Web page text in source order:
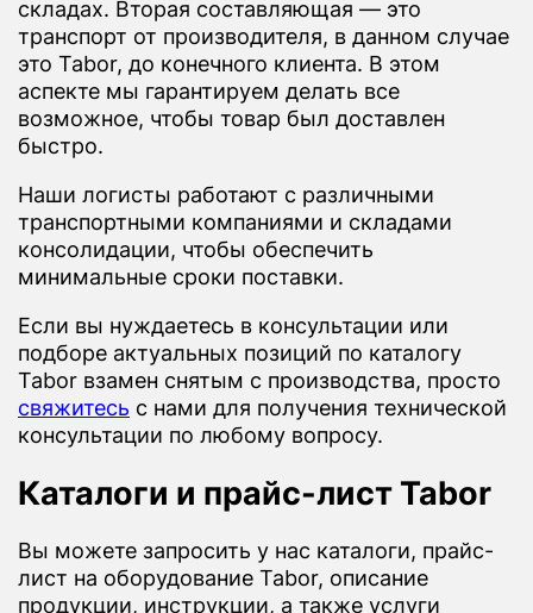
складах. Вторая составляющая — это
транспорт от производителя, в данном случае
это Tabor, до конечного клиента. В этом
аспекте мы гарантируем делать все
возможное, чтобы товар был доставлен
быстро.
Наши логисты работают с различными
транспортными компаниями и складами
консолидации, чтобы обеспечить
минимальные сроки поставки.
Если вы нуждаетесь в консультации или
подборе актуальных позиций по каталогу
Tabor взамен снятым с производства, просто
свяжитесь с нами для получения технической
консультации по любому вопросу.
Каталоги и прайс-лист Tabor
Вы можете запросить у нас каталоги, прайс-
лист на оборудование Tabor, описание
продукции, инструкции, а также услуги